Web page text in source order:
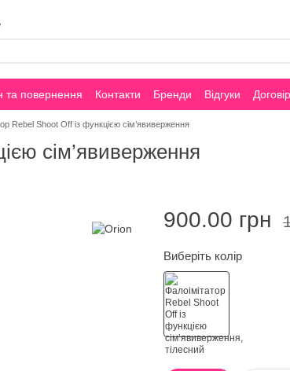
та повернення Контакти Бренди Відгуки
Rebel Shoot Off із функцією сім’явиверження
сім’явиверження
900.00 грн
Виберіть колір